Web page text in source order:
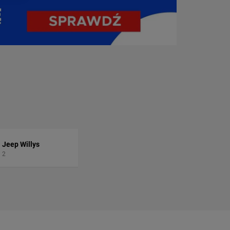
Jeep Willys
2